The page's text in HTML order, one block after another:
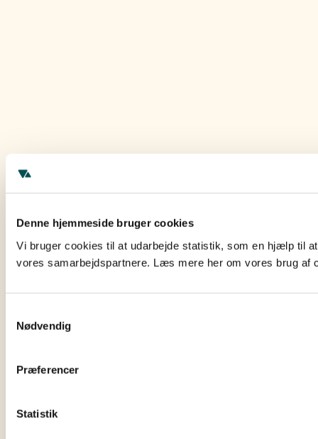
Denne hjemmeside bruger cookies
Vi bruger cookies til at udarbejde statistik, som en hjælp til
vores samarbejdspartnere. Læs mere her om vores brug
Nødvendig
Præferencer
Statistik